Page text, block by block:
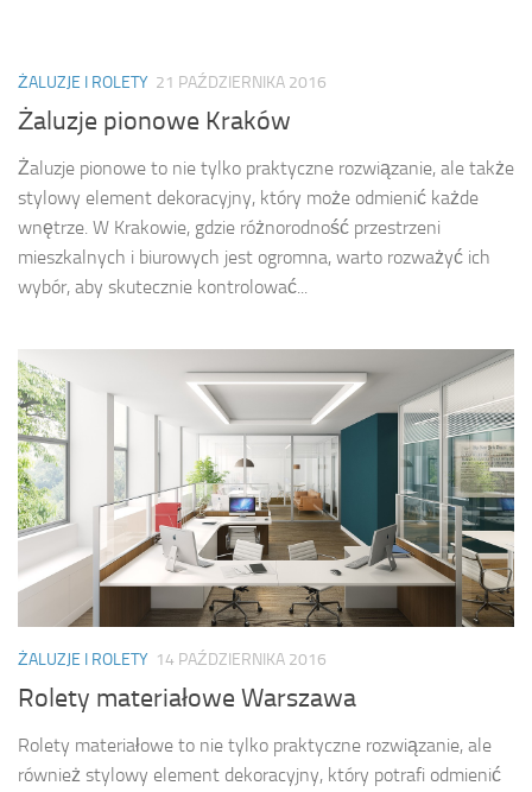
ŻALUZJE I ROLETY 21 PAŹDZIERNIKA 2016
Żaluzje pionowe Kraków
Żaluzje pionowe to nie tylko praktyczne rozwiązanie, ale także
stylowy element dekoracyjny, który może odmienić każde
wnętrze. W Krakowie, gdzie różnorodność przestrzeni
mieszkalnych i biurowych jest ogromna, warto rozważyć ich
wybór, aby skutecznie kontrolować...
ŻALUZJE I ROLETY 14 PAŹDZIERNIKA 2016
Rolety materiałowe Warszawa
Rolety materiałowe to nie tylko praktyczne rozwiązanie, ale
również stylowy element dekoracyjny, który potrafi odmienić